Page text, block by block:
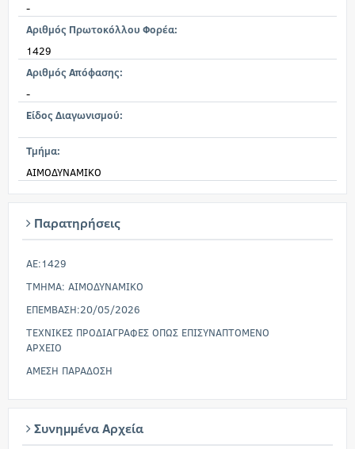
-
Αριθμός Πρωτοκόλλου Φορέα:
1429
Αριθμός Απόφασης:
-
Είδος Διαγωνισμού:
Τμήμα:
ΑΙΜΟΔΥΝΑΜΙΚΟ
Παρατηρήσεις
AE:1429
TMHMA: ΑΙΜΟΔΥΝΑΜΙΚΟ
ΕΠΕΜΒΑΣΗ:20/05/2026
ΤΕΧΝΙΚΕΣ ΠΡΟΔΙΑΓΡΑΦΕΣ ΟΠΩΣ ΕΠΙΣΥΝΑΠΤΟΜΕΝΟ
ΑΡΧΕΙΟ
AMEΣΗ ΠΑΡΑΔΟΣΗ
Συνημμένα Αρχεία